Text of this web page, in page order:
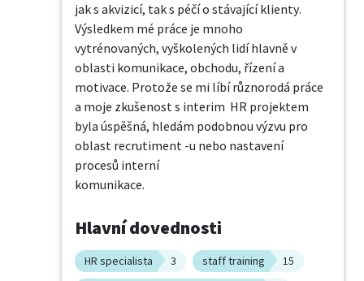
jak s akvizicí, tak s péčí o stávající klienty.
Výsledkem mé práce je mnoho
vytrénovaných, vyškolených lidí hlavně v
oblasti komunikace, obchodu, řízení a
motivace. Protože se mi líbí různorodá práce
a moje zkušenost s interim  HR projektem
byla úspěšná, hledám podobnou výzvu pro
oblast recrutiment -u nebo nastavení
procesů interní
komunikace.
Hlavní dovednosti
HR specialista 3 staff training
15